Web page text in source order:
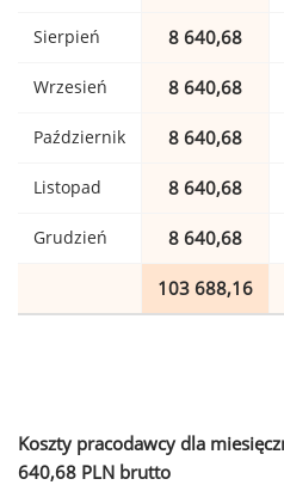
Sierpień 8 640,68
Wrzesień 8 640,68
Październik 8 640,68
Listopad 8 640,68
Grudzień 8 640,68
103 688,16
Koszty pracodawcy dla
640,68 PLN brutto